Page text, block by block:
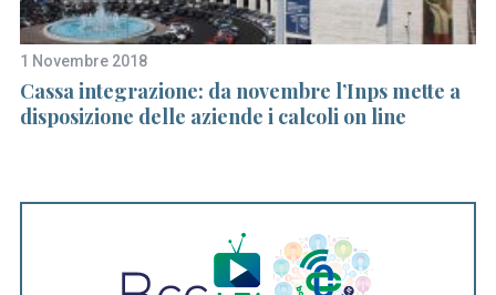
1 Novembre 2018
Cassa integrazione: da novembre l’Inps mette a
disposizione delle aziende i calcoli on line